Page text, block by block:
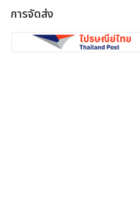
การจัดส่ง